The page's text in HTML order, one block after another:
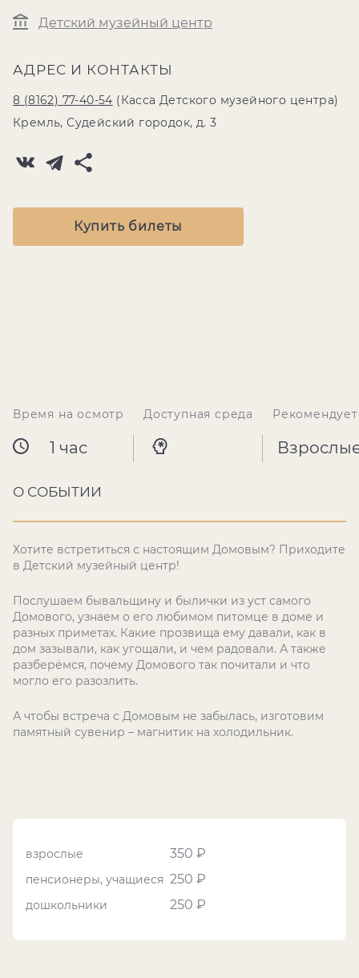
Детский музейный центр
АДРЕС И КОНТАКТЫ
8 (8162) 77-40-54 (Касса Детского музейного центра)
Кремль, Судейский городок, д. 3
Купить билеты
Время на осмотр
1 час
Доступная среда
О СОБЫТИИ
Хотите встретиться с настоящим Домовым? Приходите
в Детский музейный центр!
Послушаем бывальщину и былички из уст самого
Домового, узнаем о его любимом питомце в доме и
разных приметах. Какие прозвища ему давали, как в
дом зазывали, как угощали, и чем радовали. А также
разберёмся, почему Домового так почитали и что
могло его разозлить.
А чтобы встреча с Домовым не забылась, изготовим
памятный сувенир – магнитик на холодильник.
взрослые 350 ₽
пенсионеры, учащиеся 250 ₽
дошкольники 250 ₽